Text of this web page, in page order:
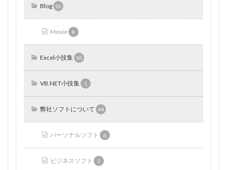
Blog 56
Movie 8
Excel小技集 10
VB.NET小技集 1
弊社ソフトについて 44
パーソナルソフト 6
ビジネスソフト 2